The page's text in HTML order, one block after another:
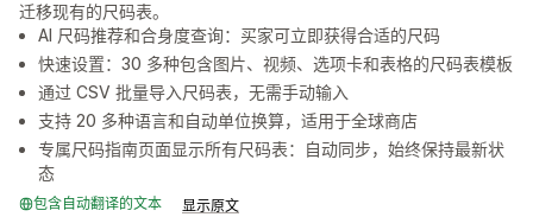
迁移现有的尺码表。
AI 尺码推荐和合身度查询：买家可立即获得合适的尺码
快速设置：30 多种包含图片、视频、选项卡和表格的尺码表模板
通过 CSV 批量导入尺码表，无需手动输入
支持 20 多种语言和自动单位换算，适用于全球商店
专属尺码指南页面显示所有尺码表：自动同步，始终保持最新状
态
包含自动翻译的文本 显示原文